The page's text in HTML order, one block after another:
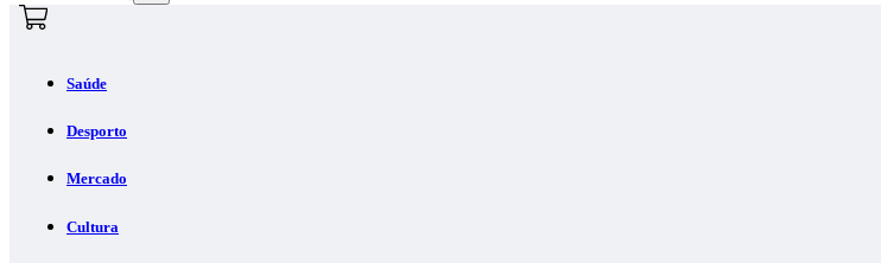
Saúde
Desporto
Mercado
Cultura